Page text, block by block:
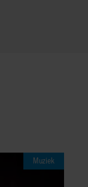
Muziek